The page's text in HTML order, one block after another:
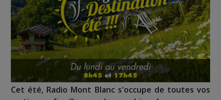
Cet été, Radio Mont Blanc s'occupe de toutes vos